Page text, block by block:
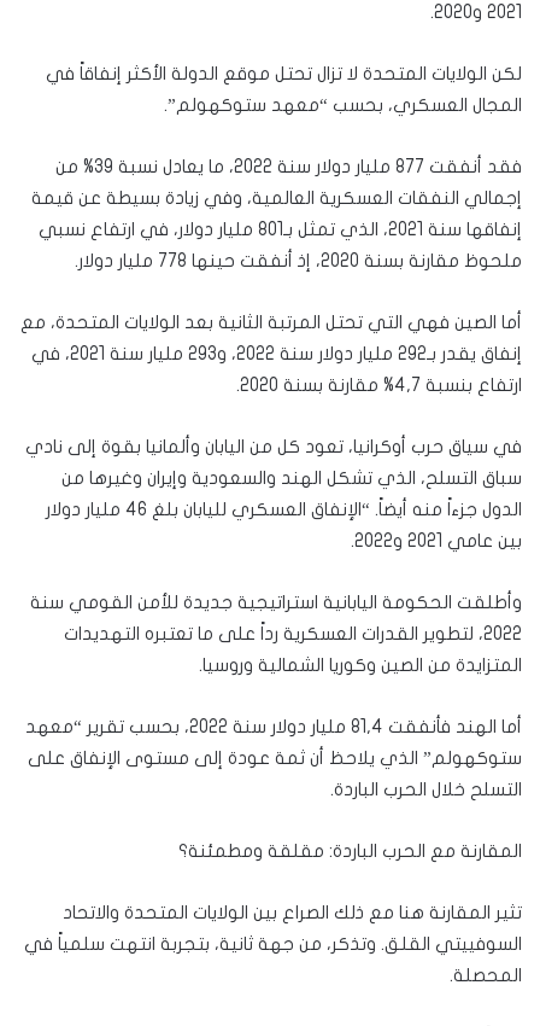
2021 و2020.
لكن الولايات المتحدة لا تزال تحتل موقع الدولة الأكثر إنفاقاً في
المجال العسكري، بحسب “معهد ستوكهولم”.
فقد أنفقت 877 مليار دولار سنة 2022، ما يعادل نسبة 39% من
إجمالي النفقات العسكرية العالمية، وفي زيادة بسيطة عن قيمة
إنفاقها سنة 2021، الذي تمثل بـ801 مليار دولار، في ارتفاع نسبي
ملحوظ مقارنة بسنة 2020، إذ أنفقت حينها 778 مليار دولار.
أما الصين فهي التي تحتل المرتبة الثانية بعد الولايات المتحدة، مع
إنفاق يقدر بـ292 مليار دولار سنة 2022، و293 مليار سنة 2021، في
ارتفاع بنسبة 4,7% مقارنة بسنة 2020.
في سياق حرب أوكرانيا، تعود كل من اليابان وألمانيا بقوة إلى نادي
سباق التسلح، الذي تشكل الهند والسعودية وإيران وغيرها من
الدول جزءاً منه أيضاً. “الإنفاق العسكري لليابان بلغ 46 مليار دولار
بين عامي 2021 و2022.
وأطلقت الحكومة اليابانية استراتيجية جديدة للأمن القومي سنة
2022، لتطوير القدرات العسكرية رداً على ما تعتبره التهديدات
المتزايدة من الصين وكوريا الشمالية وروسيا.
أما الهند فأنفقت 81,4 مليار دولار سنة 2022، بحسب تقرير “معهد
ستوكهولم” الذي يلاحظ أن ثمة عودة إلى مستوى الإنفاق على
التسلح خلال الحرب الباردة.
المقارنة مع الحرب الباردة: مقلقة ومطمئنة؟
تثير المقارنة هنا مع ذلك الصراع بين الولايات المتحدة والاتحاد
السوفييتي القلق. وتذكر، من جهة ثانية، بتجربة انتهت سلمياً في
المحصلة.